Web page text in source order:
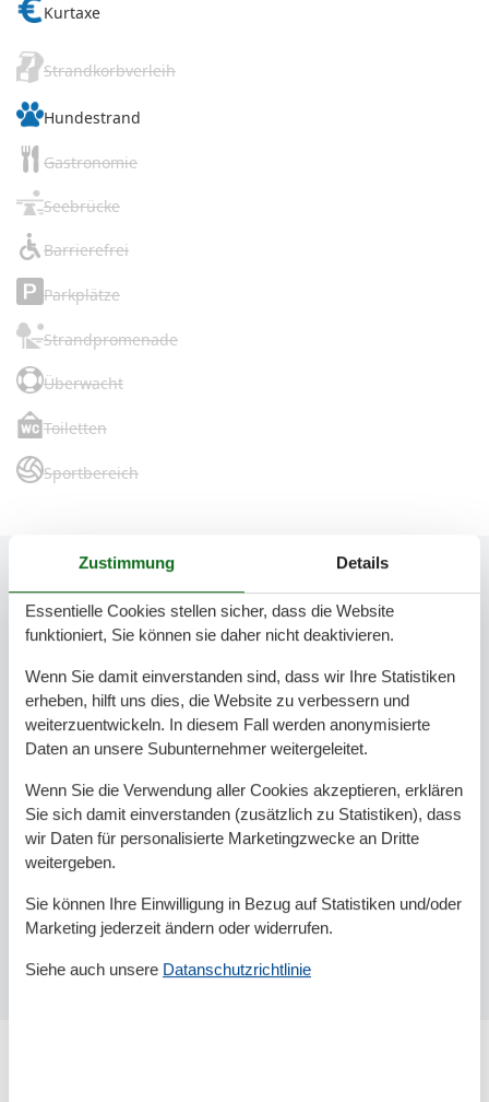
Kurtaxe
Strandkorbverleih
Hundestrand
Gastronomie
Seebrücke
Barrierefrei
Parkplätze
Strandpromenade
Überwacht
Toiletten
Sportbereich
Zustimmung Details
Essentielle Cookies stellen sicher, dass die Website
funktioniert, Sie können sie daher nicht deaktivieren.
Wenn Sie damit einverstanden sind, dass wir Ihre Statistiken
erheben, hilft uns dies, die Website zu verbessern und
weiterzuentwickeln. In diesem Fall werden anonymisierte
Daten an unsere Subunternehmer weitergeleitet.
Wenn Sie die Verwendung aller Cookies akzeptieren, erklären
Sie sich damit einverstanden (zusätzlich zu Statistiken), dass
wir Daten für personalisierte Marketingzwecke an Dritte
weitergeben.
Sie können Ihre Einwilligung in Bezug auf Statistiken und/oder
Marketing jederzeit ändern oder widerrufen.
Siehe auch unsere Datanschutzrichtlinie